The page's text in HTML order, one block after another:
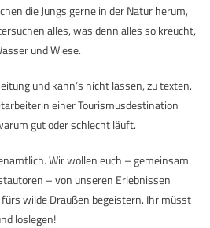
die Jungs gerne in der Natur herum,
alles, was denn alles so kreucht,
und Wiese.
und kann’s nicht lassen, zu texten.
einer Tourismusdestination
gut oder schlecht läuft.
Wir wollen euch – gemeinsam
– von unseren Erlebnissen
wilde Draußen begeistern. Ihr müsst
loslegen!